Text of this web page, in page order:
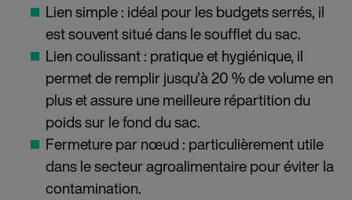
Lien simple : idéal pour les budgets serrés, il
est souvent situé dans le soufflet du sac.
Lien coulissant : pratique et hygiénique, il
permet de remplir jusqu’à 20 % de volume en
plus et assure une meilleure répartition du
poids sur le fond du sac.
Fermeture par nœud : particulièrement utile
dans le secteur agroalimentaire pour éviter la
contamination.